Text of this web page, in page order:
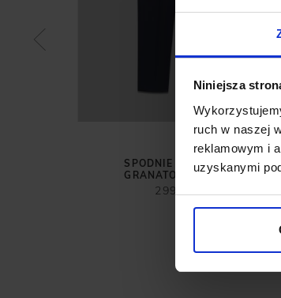
Niniejsza
ruch w naszej
reklamowym i
uzyskanymi
SPODNIE GALATRO 01
GRANATOWY SLIM FIT
299,00 ZŁ